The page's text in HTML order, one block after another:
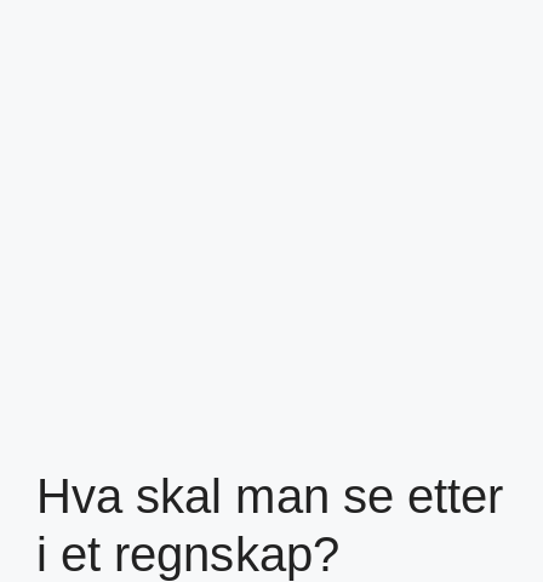
Hva skal man se etter
i et regnskap?